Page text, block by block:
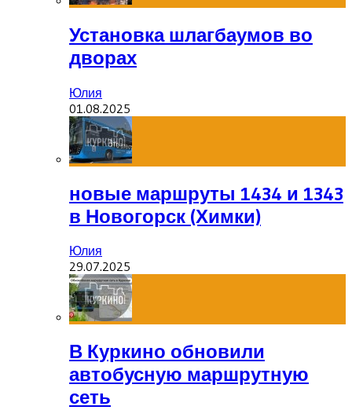
Установка шлагбаумов во
дворах
Юлия
01.08.2025
новые маршруты 1434 и 1343
в Новогорск (Химки)
Юлия
29.07.2025
В Куркино обновили
автобусную маршрутную
сеть